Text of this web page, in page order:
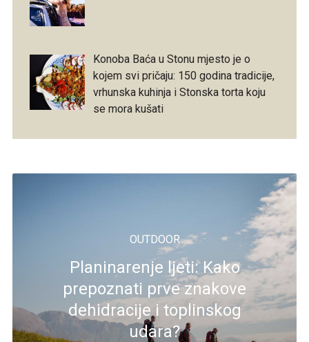
Konoba Baća u Stonu mjesto je o
kojem svi pričaju: 150 godina tradicije,
vrhunska kuhinja i Stonska torta koju
se mora kušati
OUTDOOR
Planinarenje ljeti: Kako
prepoznati prve znakove
dehidracije i toplinskog
udara?